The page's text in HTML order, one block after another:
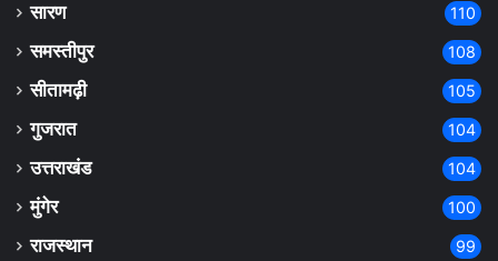
सारण 110
समस्तीपुर 108
सीतामढ़ी 105
गुजरात 104
उत्तराखंड 104
मुंगेर 100
राजस्थान 99